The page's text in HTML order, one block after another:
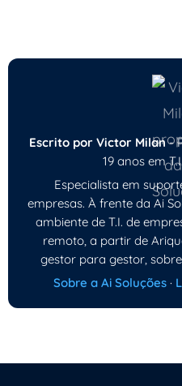
Escrito por Victor Milan-
19 anos em
Especialista em
empresas. À frente da Ai
ambiente de T.I. de
remoto, a partir de
gestor para gestor,
Sobre a Ai Soluções ·